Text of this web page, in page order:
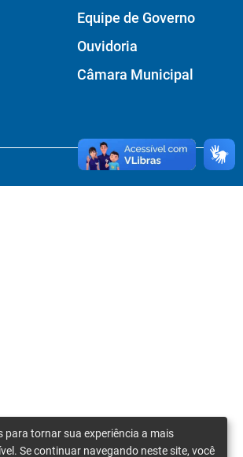
Equipe de Governo
Ouvidoria
Câmara Municipal
para tornar sua experiência a mais
Se continuar navegando neste site, você